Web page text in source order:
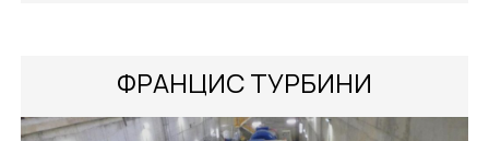
ФРАНЦИС ТУРБИНИ